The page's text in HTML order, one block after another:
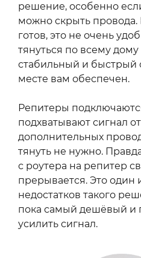
решение, особенно
можно скрыть
готов, это не очень
тянуться по всему
стабильный и быстрый
месте вам обеспечен.
Репитеры
подхватывают сигнал
дополнительных
тянуть не нужно.
с роутера на репитер
прерывается. Это один
недостатков такого
пока самый дешёвый и
усилить сигнал.